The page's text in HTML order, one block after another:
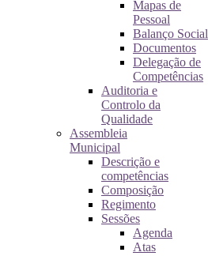
Mapas de
Pessoal
Balanço Social
Documentos
Delegação de
Competências
Auditoria e
Controlo da
Qualidade
Assembleia
Municipal
Descrição e
competências
Composição
Regimento
Sessões
Agenda
Atas